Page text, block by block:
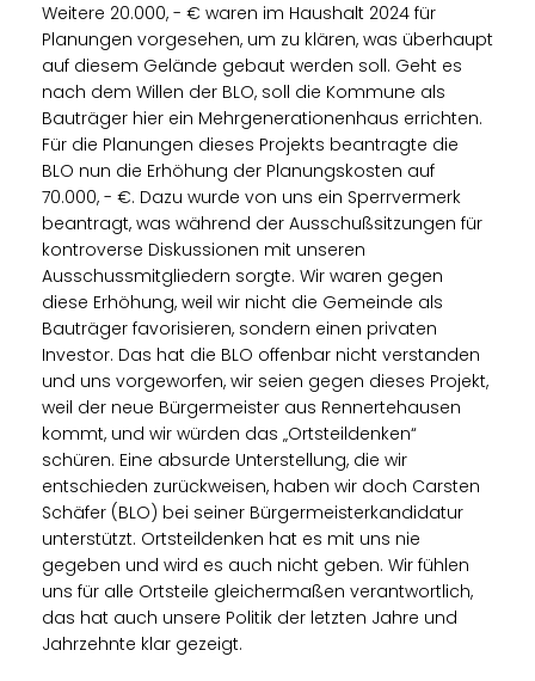
Weitere 20.000, - € waren im Haushalt 2024 für
Planungen vorgesehen, um zu klären, was überhaupt
auf diesem Gelände gebaut werden soll. Geht es
nach dem Willen der BLO, soll die Kommune als
Bauträger hier ein Mehrgenerationenhaus errichten.
Für die Planungen dieses Projekts beantragte die
BLO nun die Erhöhung der Planungskosten auf
70.000, - €. Dazu wurde von uns ein Sperrvermerk
beantragt, was während der Ausschußsitzungen für
kontroverse Diskussionen mit unseren
Ausschussmitgliedern sorgte. Wir waren gegen
diese Erhöhung, weil wir nicht die Gemeinde als
Bauträger favorisieren, sondern einen privaten
Investor. Das hat die BLO offenbar nicht verstanden
und uns vorgeworfen, wir seien gegen dieses Projekt,
weil der neue Bürgermeister aus Rennertehausen
kommt, und wir würden das „Ortsteildenken“
schüren. Eine absurde Unterstellung, die wir
entschieden zurückweisen, haben wir doch Carsten
Schäfer (BLO) bei seiner Bürgermeisterkandidatur
unterstützt. Ortsteildenken hat es mit uns nie
gegeben und wird es auch nicht geben. Wir fühlen
uns für alle Ortsteile gleichermaßen verantwortlich,
das hat auch unsere Politik der letzten Jahre und
Jahrzehnte klar gezeigt.